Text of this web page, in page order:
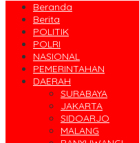
Beranda
Berita
POLITIK
POLRI
NASIONAL
PEMERINTAHAN
DAERAH
SURABAYA
JAKARTA
SIDOARJO
MALANG